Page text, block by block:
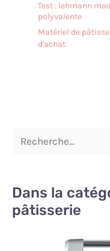
Test : lehmann
polyvalente
Matériel de
d'achat
Dans la
pâtisserie